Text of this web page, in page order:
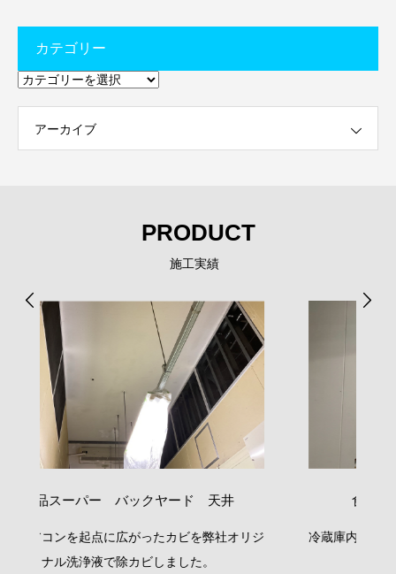
カテゴリー
カ
テ
アーカイブ
PRODUCT
施工実績
食品スーパー 冷蔵室 壁面02
冷蔵庫内のススカビ・油汚れ処理の施工を行いま
した。